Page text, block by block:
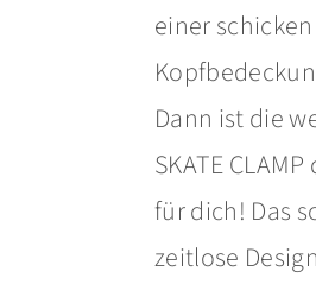
einer
Dann ist die
SKATE
für dich! Das
zeitlose